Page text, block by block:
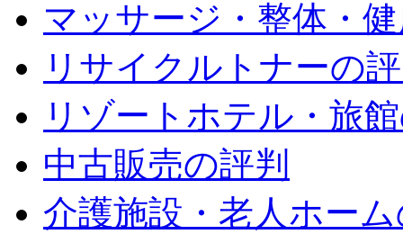
マッサージ・整体・
リサイクルトナーの
リゾートホテル・旅
中古販売の評判
介護施設・老人ホー